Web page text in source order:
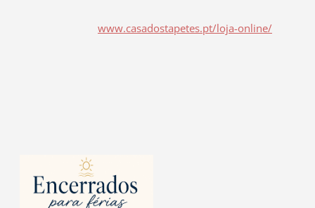
www.casadostapetes.pt/loja-online/